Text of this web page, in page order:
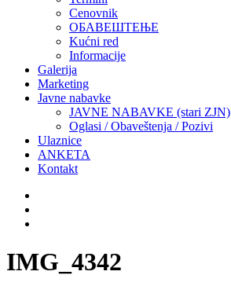
Cenovnik
ОБАВЕШТЕЊЕ
Kućni red
Informacije
Galerija
Marketing
Javne nabavke
JAVNE NABAVKE (stari ZJN)
Oglasi / Obaveštenja / Pozivi
Ulaznice
ANKETA
Kontakt
IMG_4342